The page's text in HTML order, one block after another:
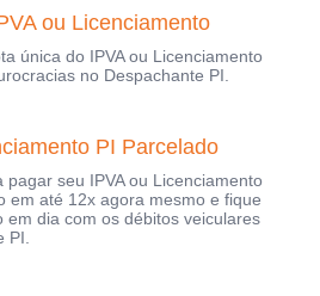
ou Licenciamento
única do IPVA ou Licenciamento
no Despachante PI.
PI Parcelado
pagar seu IPVA ou Licenciamento
em até 12x agora mesmo e fique
em dia com os débitos veiculares
PI.